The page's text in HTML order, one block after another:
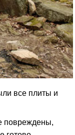
все плиты и
повреждены,